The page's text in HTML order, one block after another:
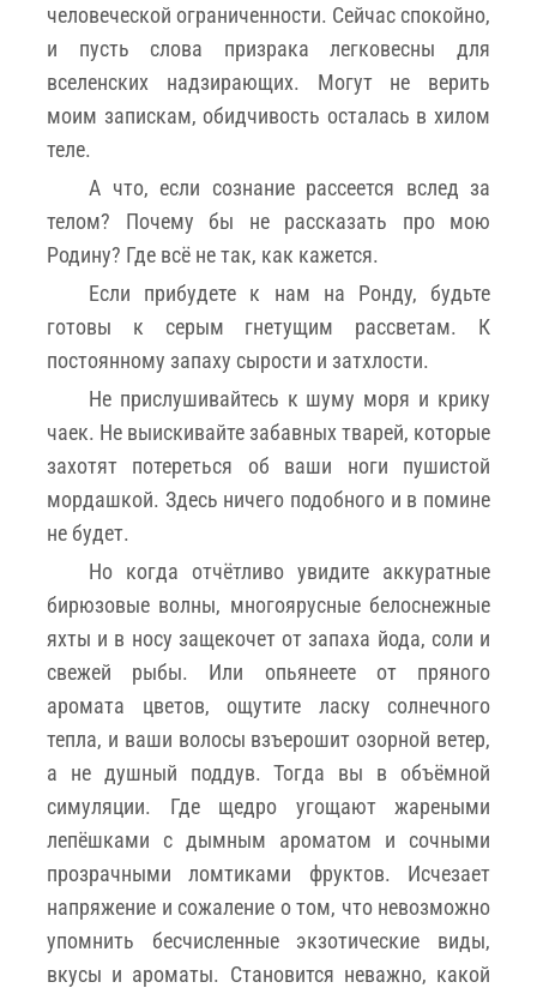
человеческой ограниченности. Сейчас спокойно,
и пусть слова призрака легковесны для
вселенских надзирающих. Могут не верить
моим запискам, обидчивость осталась в хилом
теле.
А что, если сознание рассеется вслед за
телом? Почему бы не рассказать про мою
Родину? Где всё не так, как кажется.
Если прибудете к нам на Ронду, будьте
готовы к серым гнетущим рассветам. К
постоянному запаху сырости и затхлости.
Не прислушивайтесь к шуму моря и крику
чаек. Не выискивайте забавных тварей, которые
захотят потереться об ваши ноги пушистой
мордашкой. Здесь ничего подобного и в помине
не будет.
Но когда отчётливо увидите аккуратные
бирюзовые волны, многоярусные белоснежные
яхты и в носу защекочет от запаха йода, соли и
свежей рыбы. Или опьянеете от пряного
аромата цветов, ощутите ласку солнечного
тепла, и ваши волосы взъерошит озорной ветер,
а не душный поддув. Тогда вы в объёмной
симуляции. Где щедро угощают жареными
лепёшками с дымным ароматом и сочными
прозрачными ломтиками фруктов. Исчезает
напряжение и сожаление о том, что невозможно
упомнить бесчисленные экзотические виды,
вкусы и ароматы. Становится неважно, какой